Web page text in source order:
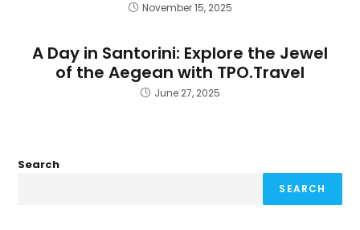
November 15, 2025
A Day in Santorini: Explore the Jewel
of the Aegean with TPO.Travel
June 27, 2025
Search
SEARCH